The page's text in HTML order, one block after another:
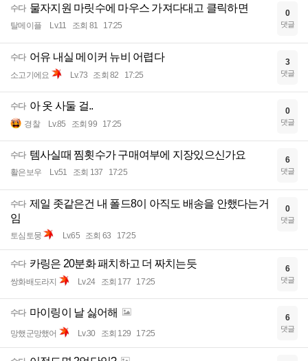
수다 물자지원 마릿수에 마우스 가져다대고 클릭하면
탈메이플 Lv.11 조회 81 17:25
0
댓글
수다 어유 내실 메이커 뉴비 어렵다
소고기에요 Lv.73 조회 82 17:25
3
댓글
수다 아 옷 사둘 걸..
경찰 Lv.85 조회 99 17:25
0
댓글
수다 템사실때 찜횟수가 구매여부에 지장있으신가요
활은보우 Lv.51 조회 137 17:25
6
댓글
수다 제일 좃같은건 내 폴드8이 아직도 배송을 안했다는거
임
토심토뭉 Lv.65 조회 63 17:25
0
댓글
수다 카링은 20분화 패치하고 더 짜치는듯
쌍화배도라지 Lv.24 조회 177 17:25
6
댓글
수다 마이링이 날 싫어해
망했군망했어 Lv.30 조회 129 17:25
6
댓글